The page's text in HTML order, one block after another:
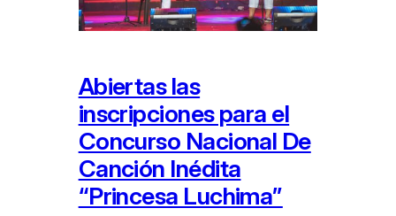
Abiertas las
inscripciones para el
Concurso Nacional De
Canción Inédita
“Princesa Luchima”